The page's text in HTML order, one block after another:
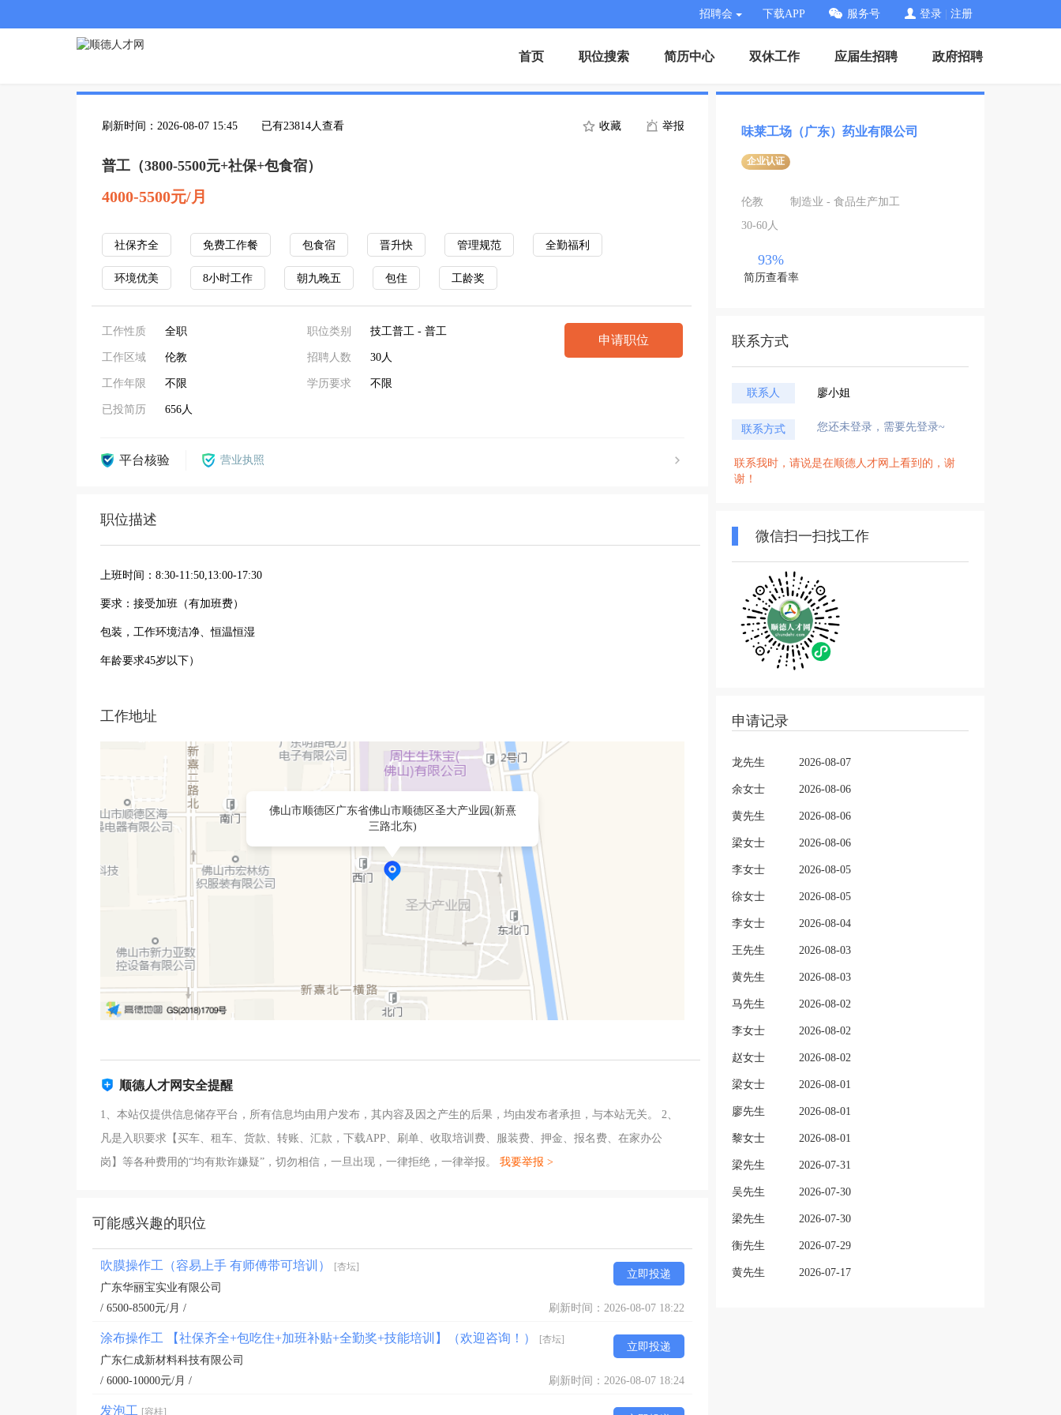
招聘会 下载APP 服务号 登录 注册
首页 职位搜索 简历中心 双休工作 应届生招聘 政府招聘
刷新时间：2026-08-07 15:45 已有23814人查看 收藏 举报
普工（3800-5500元+社保+包食宿）
4000-5500元/月
社保齐全 免费工作餐 包食宿 晋升快 管理规范 全勤福利
环境优美 8小时工作 朝九晚五 包住 工龄奖
工作性质 全职
工作区域 伦教
工作年限 不限
已投简历 656人
职位类别 技工普工 - 普工
招聘人数 30人
学历要求 不限
申请职位
平台核验 营业执照
职位描述
上班时间：8:30-11:50,13:00-17:30
要求：接受加班（有加班费）
包装，工作环境洁净、恒温恒湿
年龄要求45岁以下）
工作地址
佛山市顺德区广东省佛山市顺德区圣大产业园(新熹
三路北东)
顺德人才网安全提醒
1、本站仅提供信息储存平台，所有信息均由用户发布，其内容及因之产生的后果，均由发布者承担，与本站无关。 2、
凡是入职要求【买车、租车、货款、转账、汇款，下载APP、刷单、收取培训费、服装费、押金、报名费、在家办公
岗】等各种费用的“均有欺诈嫌疑”，切勿相信，一旦出现，一律拒绝，一律举报。 我要举报 >
可能感兴趣的职位
吹膜操作工（容易上手 有师傅带可培训） [杏坛]
立即投递
广东华丽宝实业有限公司
/ 6500-8500元/月 /
刷新时间：2026-08-07 18:22
涂布操作工 【社保齐全+包吃住+加班补贴+全勤奖+技能培训】（欢迎咨询！） [杏坛]
立即投递
广东仁成新材料科技有限公司
/ 6000-10000元/月 /
刷新时间：2026-08-07 18:24
发泡工 [容桂]
味莱工场（广东）药业有限公司
企业认证
伦教
制造业 - 食品生产加工
30-60人
93%
简历查看率
联系方式
联系人 廖小姐
联系方式 您还未登录，需要先登录~
联系我时，请说是在顺德人才网上看到的，谢
谢！
微信扫一扫找工作
申请记录
龙先生 2026-08-07
余女士 2026-08-06
黄先生 2026-08-06
梁女士 2026-08-06
李女士 2026-08-05
徐女士 2026-08-05
李女士 2026-08-04
王先生 2026-08-03
黄先生 2026-08-03
马先生 2026-08-02
李女士 2026-08-02
赵女士 2026-08-02
梁女士 2026-08-01
廖先生 2026-08-01
黎女士 2026-08-01
梁先生 2026-07-31
吴先生 2026-07-30
梁先生 2026-07-30
衡先生 2026-07-29
黄先生 2026-07-17